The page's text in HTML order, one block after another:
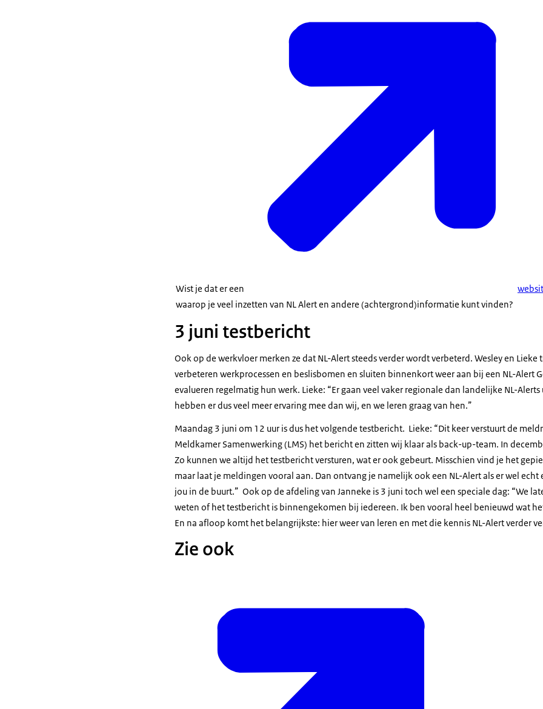
Wist je dat er een
waarop je veel inzetten van NL Alert en andere (achtergrond)informatie kunt vinden?
3 juni testbericht
Ook op de werkvloer merken ze dat NL-Alert steeds verder wordt verbeterd. Wesley en Lieke
verbeteren werkprocessen en beslisbomen en sluiten binnenkort weer aan bij een NL-Alert
evalueren regelmatig hun werk. Lieke: “Er gaan veel vaker regionale dan landelijke NL-Alerts
hebben er dus veel meer ervaring mee dan wij, en we leren graag van hen.”
Maandag 3 juni om 12 uur is dus het volgende testbericht. Lieke: “Dit keer verstuurt de
Meldkamer Samenwerking (LMS) het bericht en zitten wij klaar als back-up-team. In
Zo kunnen we altijd het testbericht versturen, wat er ook gebeurt. Misschien vind je het
maar laat je meldingen vooral aan. Dan ontvang je namelijk ook een NL-Alert als er wel
jou in de buurt.” Ook op de afdeling van Janneke is 3 juni toch wel een speciale dag: “We
weten of het testbericht is binnengekomen bij iedereen. Ik ben vooral heel benieuwd wat
En na afloop komt het belangrijkste: hier weer van leren en met die kennis NL-Alert verder
Zie ook